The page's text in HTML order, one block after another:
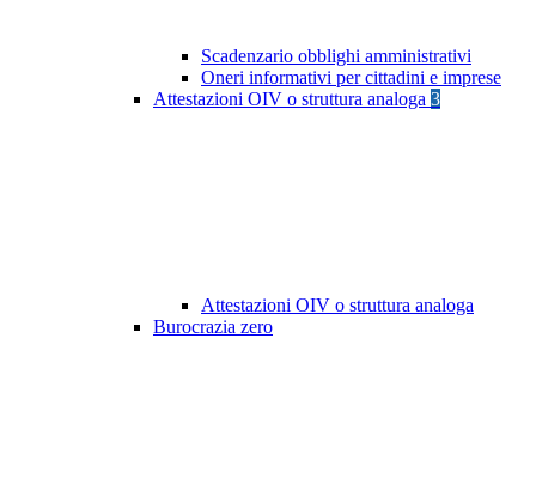
Scadenzario obblighi amministrativi
Oneri informativi per cittadini e imprese
Attestazioni OIV o struttura analoga 3
Attestazioni OIV o struttura analoga
Burocrazia zero